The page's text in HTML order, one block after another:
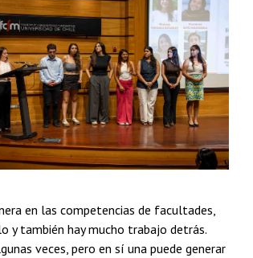
en las competencias de facultades,
y también hay mucho trabajo detrás.
veces, pero en sí una puede generar